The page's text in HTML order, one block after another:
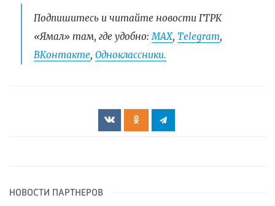
Подпишитесь и читайте новости ГТРК
«Ямал» там, где удобно:МАХ, Telegram,
ВКонтакте, Одноклассники.
НОВОСТИ ПАРТНЕРОВ